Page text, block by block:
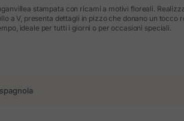
stampata con ricami a motivi floreali.
a V, presenta dettagli in pizzo che donano un tocco
ideale per tutti i giorni o per occasioni speciali.